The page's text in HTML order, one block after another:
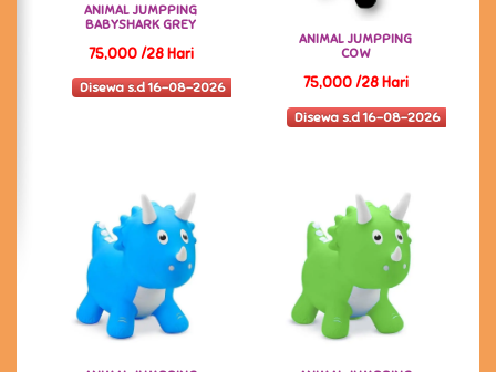
ANIMAL JUMPPING
BABYSHARK GREY
75,000 /28 Hari
Disewa s.d 16-08-2026
ANIMAL JUMPPING
COW
75,000 /28 Hari
Disewa s.d 16-08-2026